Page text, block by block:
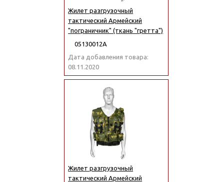
Жилет разгрузочный
тактический Армейский
"пограничник" (ткань "гретта")
05130012А
Дата добавления товара:
08.11.2020
Жилет разгрузочный
тактический Армейский